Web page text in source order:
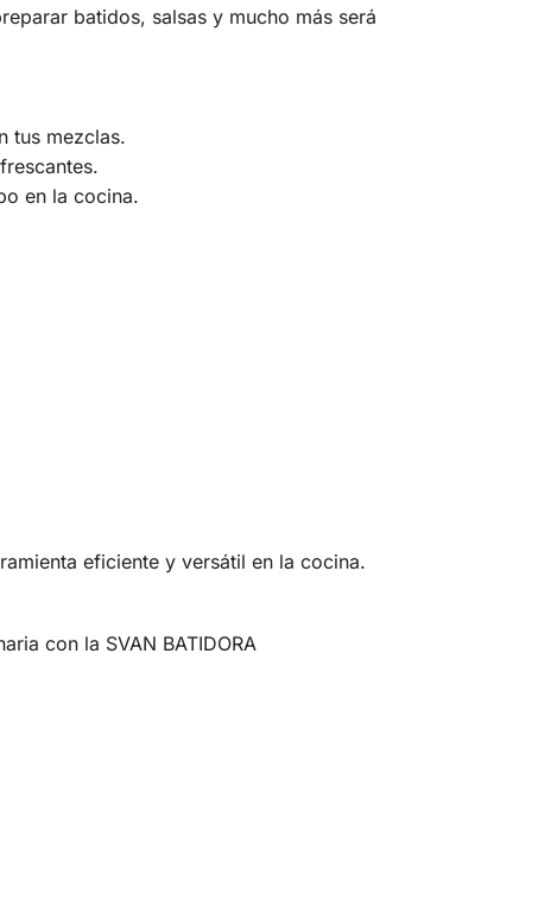
batidos, salsas y mucho más será
tus mezclas.
en la cocina.
eficiente y versátil en la cocina.
con la SVAN BATIDORA